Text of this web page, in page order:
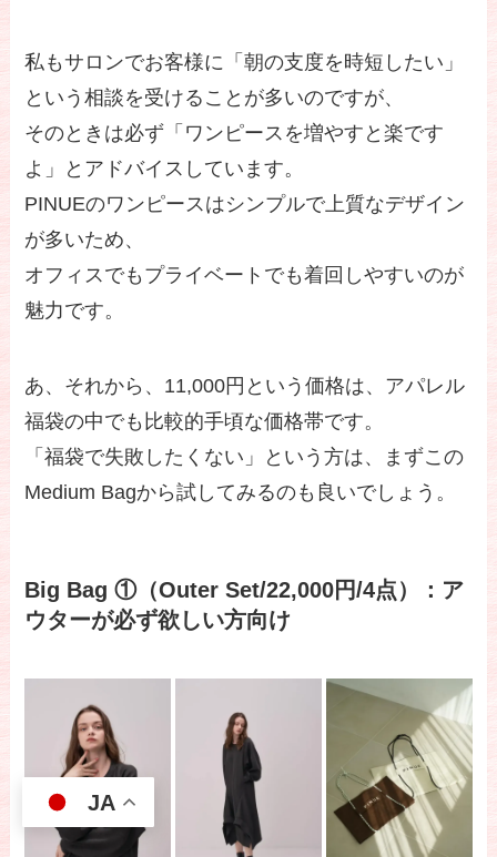
私もサロンでお客様に「朝の支度を時短したい」
という相談を受けることが多いのですが、
そのときは必ず「ワンピースを増やすと楽です
よ」とアドバイスしています。
PINUEのワンピースはシンプルで上質なデザイン
が多いため、
オフィスでもプライベートでも着回しやすいのが
魅力です。
あ、それから、11,000円という価格は、アパレル
福袋の中でも比較的手頃な価格帯です。
「福袋で失敗したくない」という方は、まずこの
Medium Bagから試してみるのも良いでしょう。
Big Bag ①（Outer Set/22,000円/4点）：ア
ウターが必ず欲しい方向け
JA